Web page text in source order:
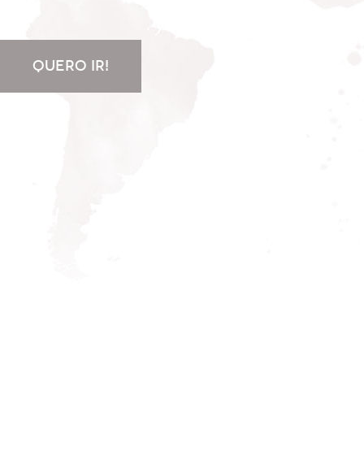
QUERO IR!